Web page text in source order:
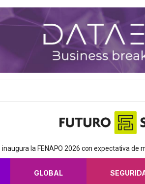
inaugura la FENAPO 2026 con expectativa de
GLOBAL